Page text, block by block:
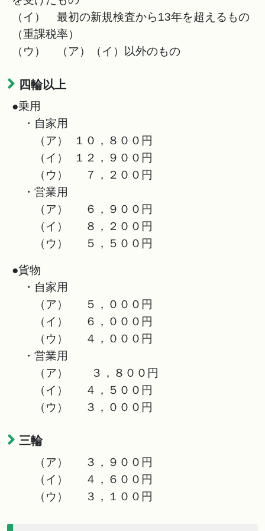
（イ） 最初の新規検査から13年を超えるもの
（重課税率）
（ウ） （ア）（イ）以外のもの
四輪以上
●乗用
・自家用
（ア） １０，８００円
（イ） １２，９００円
（ウ） ７，２００円
・営業用
（ア） ６，９００円
（イ） ８，２００円
（ウ） ５，５００円
●貨物
・自家用
（ア） ５，０００円
（イ） ６，０００円
（ウ） ４，０００円
・営業用
（ア） ３，８００円
（イ） ４，５００円
（ウ） ３，０００円
三輪
（ア） ３，９００円
（イ） ４，６００円
（ウ） ３，１００円